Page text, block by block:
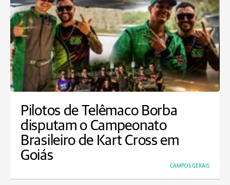
Pilotos de Telêmaco Borba
disputam o Campeonato
Brasileiro de Kart Cross em
Goiás
CAMPOS GERAIS